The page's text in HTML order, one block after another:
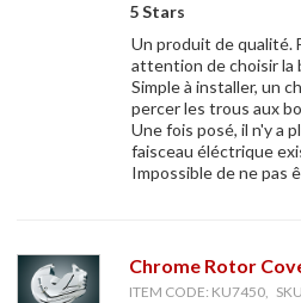
5 Stars
Un produit de qualité.
attention de choisir la
Simple à installer, un
percer les trous aux
Une fois posé, il n'y a
faisceau éléctrique
Impossible de ne pas
Chrome Rotor
ITEM CODE: KU7450,